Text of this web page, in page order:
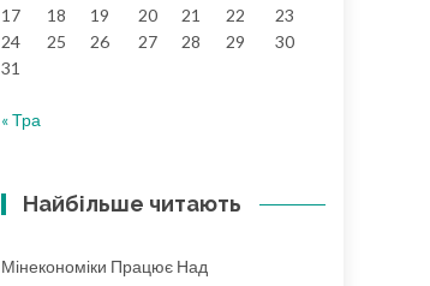
17
18 19 20 21 22
23
24
25 26 27 28 29
30
31
« Тра
Найбільше читають
Мінекономіки Працює Над